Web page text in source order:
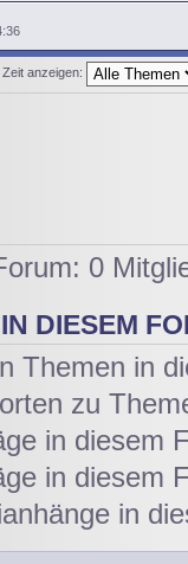
anzeigen:
0
DIESEM
Themen in
zu
in diesem
in diesem
in